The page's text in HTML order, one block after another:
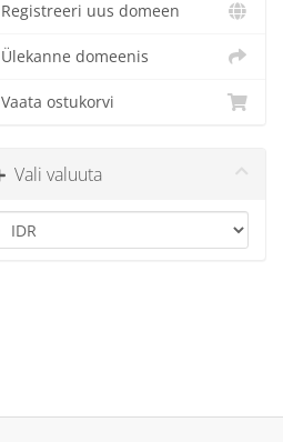
Registreeri uus domeen
Ülekanne domeenis
Vaata ostukorvi
Vali valuuta